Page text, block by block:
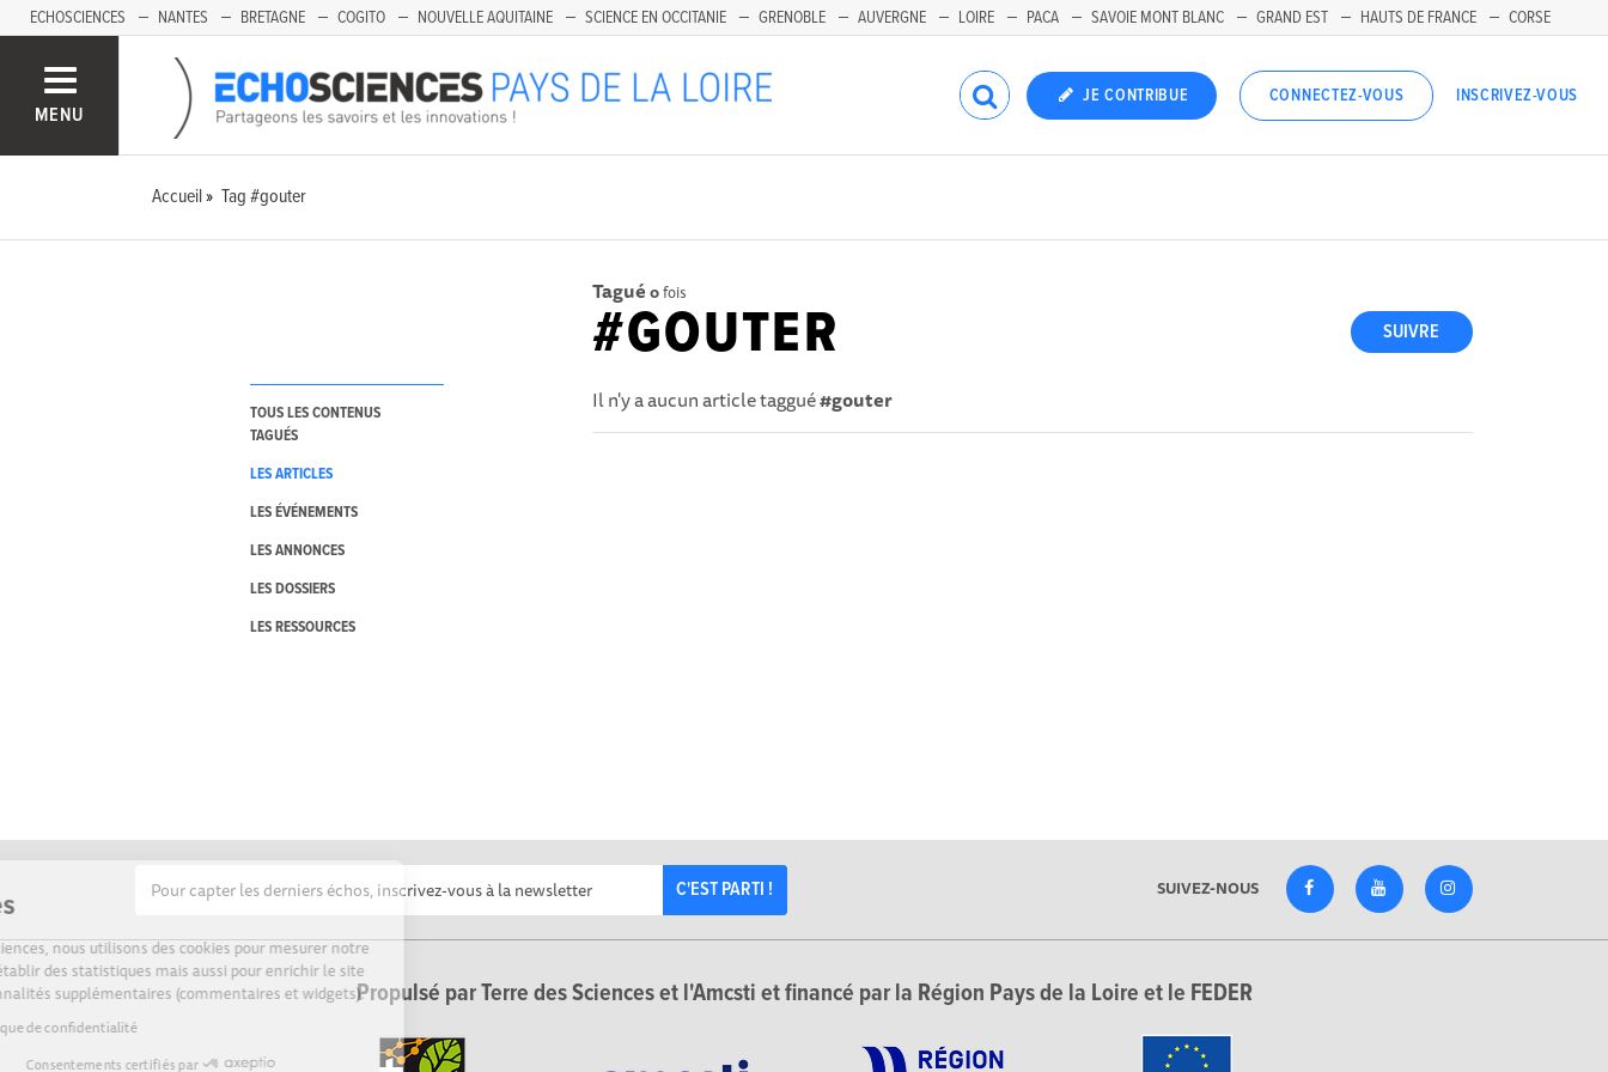
Sur Echosciences, nous utilisons des cookies pour mesurer notre
audience, établir des statistiques mais aussi pour enrichir le site
de fonctionnalités supplémentaires (commentaires et widgets).
Lire la politique de confidentialité
Consentements certifiés par
ECHOSCIENCES NANTES BRETAGNE COGITO NOUVELLE AQUITAINE SCIENCE EN OCCITANIE GRENOBLE AUVERGNE LOIRE PACA SAVOIE MONT BLANC GRAND EST HAUTS DE FRANCE CORSE
MENU
JE CONTRIBUE CONNECTEZ-VOUS INSCRIVEZ-VOUS
Accueil Tag #gouter
TOUS LES CONTENUS
TAGUÉS
LES ARTICLES
LES ÉVÉNEMENTS
LES ANNONCES
LES DOSSIERS
LES RESSOURCES
Tagué 0fois
SUIVRE
#GOUTER
Il n'y a aucun article taggué#gouter
C'EST PARTI ! SUIVEZ-NOUS
Propulsé par Terre des Sciences et l'Amcsti et financé par la Région Pays de la Loire et le FEDER